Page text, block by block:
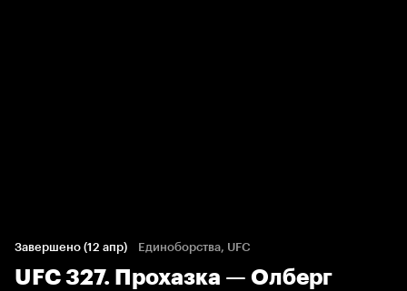
Завершено (12 апр) Единоборства, UFC
UFC 327. Прохазка — Олберг